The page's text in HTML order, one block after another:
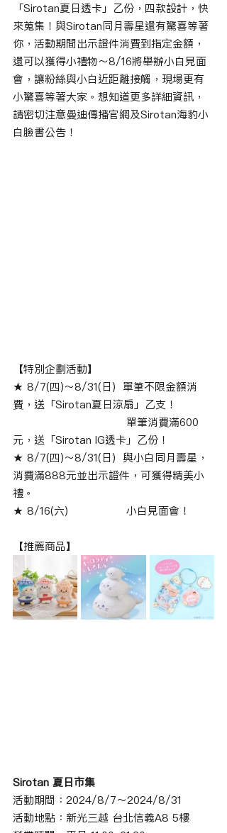
「Sirotan夏日透卡」乙份，四款設計，快
來蒐集！與Sirotan同月壽星還有驚喜等著
你，活動期間出示證件消費到指定金額，
還可以獲得小禮物～8/16將舉辦小白見面
會，讓粉絲與小白近距離接觸，現場更有
小驚喜等著大家。想知道更多詳細資訊，
請密切注意曼迪傳播官網及Sirotan海豹小
白臉書公告！
【特別企劃活動】
★ 8/7(四)～8/31(日)  單筆不限金額消
費，送「Sirotan夏日涼扇」乙支！
元，送「Sirotan IG透卡」乙份！
★ 8/7(四)～8/31(日)  與小白同月壽星，
消費滿888元並出示證件，可獲得精美小
禮。
★ 8/16(六)		小白見面會！
【推薦商品】
Sirotan 夏日市集
活動期間：2024/8/7～2024/8/31
活動地點：新光三越 台北信義A8 5樓